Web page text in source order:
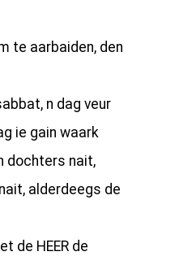
te aarbaiden, den
n dag veur
ie gain waark
dochters nait,
alderdeegs de
de HEER de